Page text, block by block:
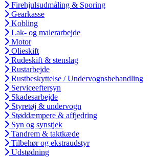
Firehjulsudmåling & Sporing
Gearkasse
Kobling
Lak- og malerarbejde
Motor
Olieskift
Rudeskift & stenslag
Rustarbejde
Rustbeskyttelse / Undervognsbehandling
Serviceeftersyn
Skadesarbejde
Styretøj & undervogn
Støddæmpere & affjedring
Syn og synstjek
Tandrem & taktkæde
Tilbehør og ekstraudstyr
Udstødning